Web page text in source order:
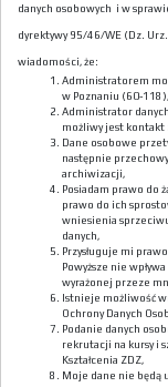
danych osobowych i w
dyrektywy 95/46/WE (Dz.
wiadomości, że:
Administratorem
w Poznaniu (60-
Administrator
możliwy jest
Dane osobowe
następnie
archiwizacji,
Posiadam prawo do
prawo do ich
wniesienia
danych,
Przysługuje mi
Powyższe nie
wyrażonej przeze
Istnieje możliwość
Ochrony Danych
Podanie danych
rekrutacji na kursy i
Kształcenia ZDZ,
Moje dane nie